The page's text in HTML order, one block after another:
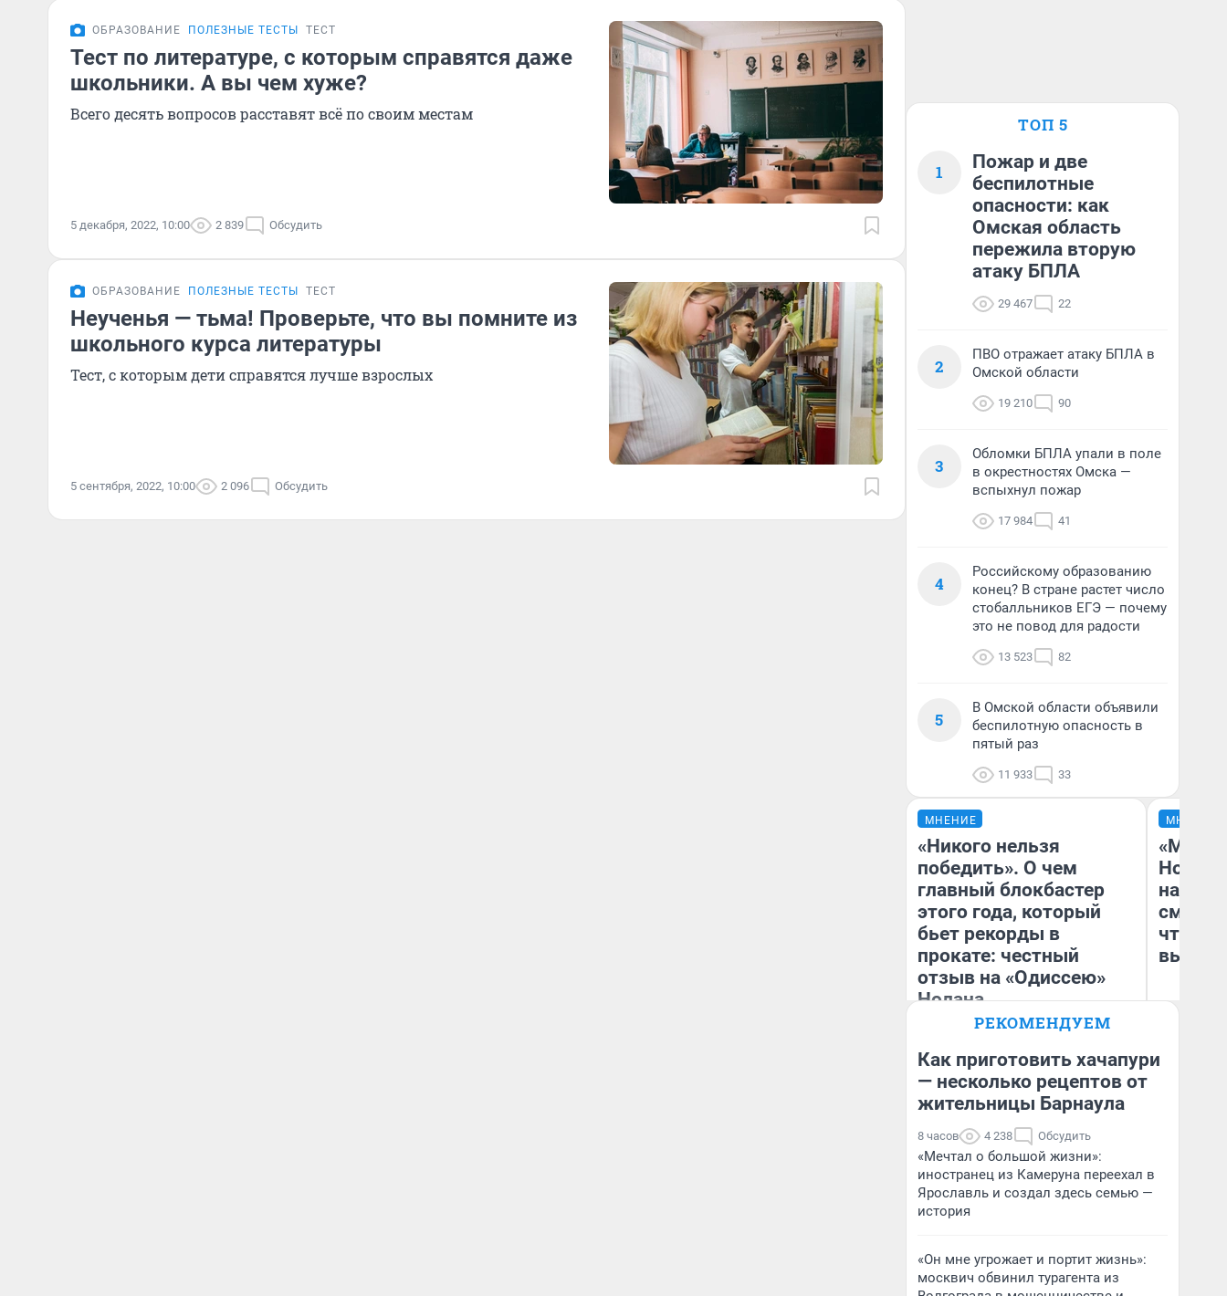
ОБРАЗОВАНИЕ ПОЛЕЗНЫЕ ТЕСТЫ ТЕСТ
Тест по литературе, с которым справятся даже
школьники. А вы чем хуже?
Всего десять вопросов расставят всё по своим местам
5 декабря, 2022, 10:00 2 839 Обсудить
ОБРАЗОВАНИЕ ПОЛЕЗНЫЕ ТЕСТЫ ТЕСТ
Неученья — тьма! Проверьте, что вы помните из
школьного курса литературы
Тест, с которым дети справятся лучше взрослых
5 сентября, 2022, 10:00 2 096 Обсудить
ТОП 5
1
Пожар и две
беспилотные
опасности: как
Омская область
пережила вторую
атаку БПЛА
29 467 22
2
ПВО отражает атаку БПЛА в
Омской области
19 210 90
3
Обломки БПЛА упали в поле
в окрестностях Омска —
вспыхнул пожар
17 984 41
4
Российскому образованию
конец? В стране растет число
стобалльников ЕГЭ — почему
это не повод для радости
13 523 82
5
В Омской области объявили
беспилотную опасность в
пятый раз
11 933 33
МНЕНИЕ
«Никого нельзя
победить». О чем
главный блокбастер
этого года, который
бьет рекорды в
прокате: честный
отзыв на «Одиссею»
Нолана
Стас Соколов
МНЕНИЕ
«Мы
чтобы
РЕКОМЕНДУЕМ
Как приготовить хачапури
— несколько рецептов от
жительницы Барнаула
8 часов 4 238 Обсудить
«Мечтал о большой жизни»:
иностранец из Камеруна переехал в
Ярославль и создал здесь семью —
история
«Он мне угрожает и портит жизнь»:
москвич обвинил турагента из